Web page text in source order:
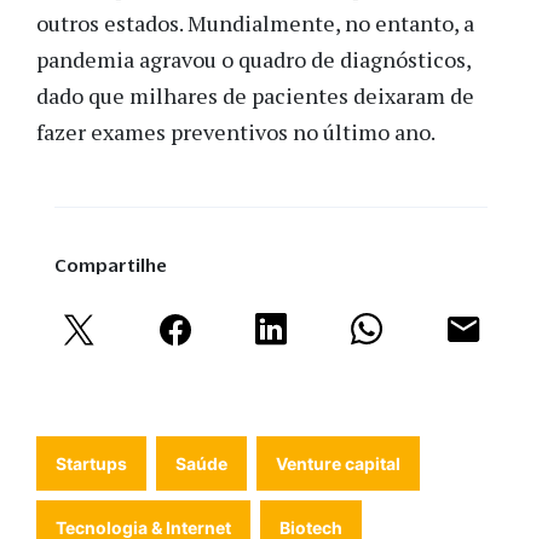
outros estados. Mundialmente, no entanto, a
pandemia agravou o quadro de diagnósticos,
dado que milhares de pacientes deixaram de
fazer exames preventivos no último ano.
Compartilhe
Startups Saúde Venture capital
Tecnologia & Internet Biotech